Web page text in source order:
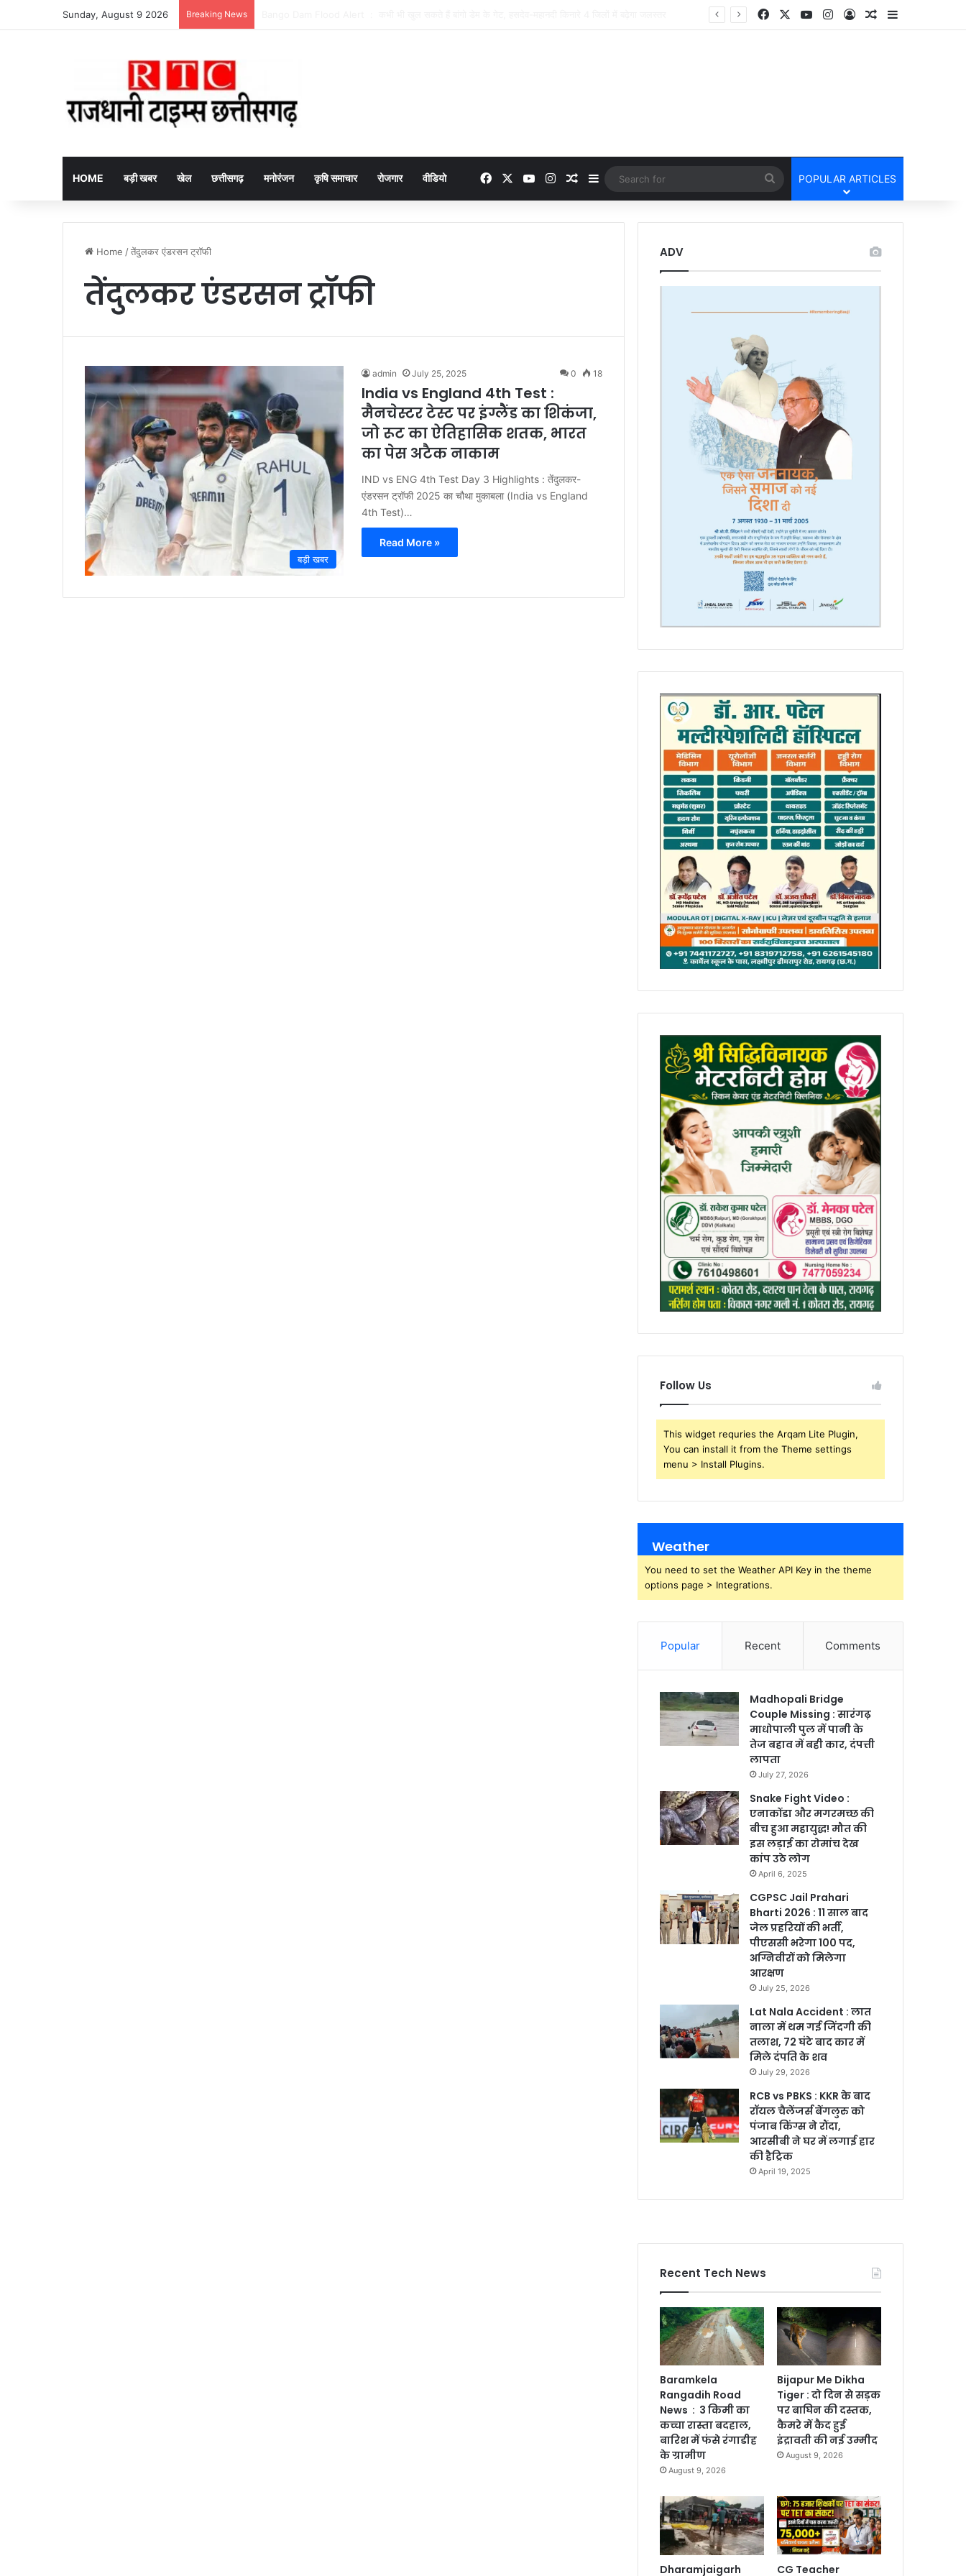
Sunday, August 9 2026 Breaking News FacebookYouTubeInstagram
Log InRandom Article
Sidebar
HOME बड़ी खबर खेल छत्तीसगढ़ मनोरंजन कृषि समाचार रोजगार वीडियो FacebookYouTubeInstagramRandom Article
Sidebar
Search
for
POPULAR ARTICLES
Home /तेंदुलकर एंडरसन ट्रॉफी
तेंदुलकर एंडरसन ट्रॉफी
बड़ी खबर
admin July 25, 2025 0 18
India vs England 4th Test :
मैनचेस्टर टेस्ट पर इंग्लैंड का शिकंजा,
जो रूट का ऐतिहासिक शतक, भारत
का पेस अटैक नाकाम
IND vs ENG 4th Test Day 3 Highlights : तेंदुलकर-
एंडरसन ट्रॉफी 2025 का चौथा मुकाबला (India vs England
4th Test)…
Read More »
ADV
Follow Us
This widget requries the Arqam Lite Plugin,
You can install it from the Theme settings
menu > Install Plugins.
Weather
You need to set the Weather API Key in the theme
options page > Integrations.
Popular Recent Comments
Madhopali Bridge
Couple Missing : सारंगढ़
माधोपाली पुल में पानी के
तेज बहाव में बही कार, दंपत्ती
लापता
July 27, 2026
Snake Fight Video :
एनाकोंडा और मगरमच्छ की
बीच हुआ महायुद्ध! मौत की
इस लड़ाई का रोमांच देख
कांप उठे लोग
April 6, 2025
CGPSC Jail Prahari
Bharti 2026 : 11 साल बाद
जेल प्रहरियों की भर्ती,
पीएससी भरेगा 100 पद,
अग्निवीरों को मिलेगा
आरक्षण
July 25, 2026
Lat Nala Accident : लात
नाला में थम गई जिंदगी की
तलाश, 72 घंटे बाद कार में
मिले दंपति के शव
July 29, 2026
RCB vs PBKS : KKR के बाद
रॉयल चैलेंजर्स बेंगलुरु को
पंजाब किंग्स ने रौंदा,
आरसीबी ने घर में लगाई हार
की हैट्रिक
April 19, 2025
Recent Tech News
Baramkela
Rangadih Road
News : 3 किमी का
कच्चा रास्ता बदहाल,
बारिश में फंसे रंगाडीह
के ग्रामीण
August 9, 2026
Bijapur Me Dikha
Tiger : दो दिन से सड़क
पर बाघिन की दस्तक,
कैमरे में कैद हुई
इंद्रावती की नई उम्मीद
August 9, 2026
Dharamjaigarh CG Teacher